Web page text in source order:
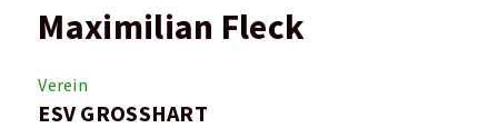
Maximilian Fleck
Verein
ESV GROSSHART